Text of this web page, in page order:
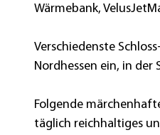
Wärmebank,
Verschiedenste
Nordhessen ein, in
Folgende
täglich reichhaltiges